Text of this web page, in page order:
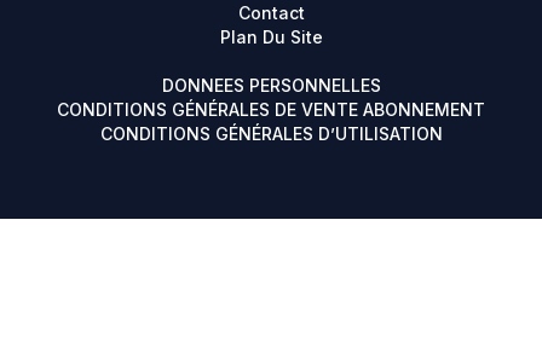
Contact
Plan Du Site
DONNEES PERSONNELLES
CONDITIONS GÉNÉRALES DE VENTE ABONNEMENT
CONDITIONS GÉNÉRALES D’UTILISATION